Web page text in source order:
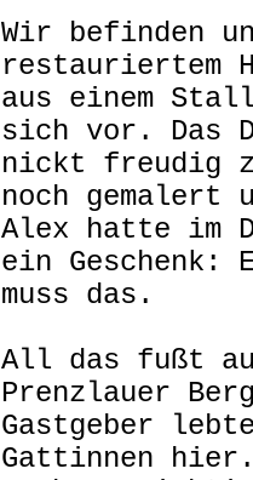
Wir befinden
restauriertem
aus einem
sich vor. Das
nickt freudig
noch
Alex hatte im
ein Geschenk:
muss das.
All das fußt
Prenzlauer
Gastgeber
Gattinnen